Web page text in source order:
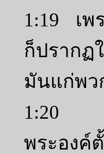
1:19 เพ
ก็ปรากฏ
มันแก่พว
1:20 ด้
พระองค์